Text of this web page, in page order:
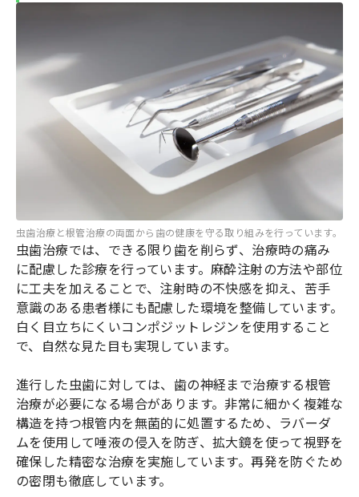
虫歯治療と根管治療の両面から歯の健康を守る取り組みを行っています。
虫歯治療では、できる限り歯を削らず、治療時の痛み
に配慮した診療を行っています。麻酔注射の方法や部位
に工夫を加えることで、注射時の不快感を抑え、苦手
意識のある患者様にも配慮した環境を整備しています。
白く目立ちにくいコンポジットレジンを使用すること
で、自然な見た目も実現しています。
進行した虫歯に対しては、歯の神経まで治療する根管
治療が必要になる場合があります。非常に細かく複雑な
構造を持つ根管内を無菌的に処置するため、ラバーダ
ムを使用して唾液の侵入を防ぎ、拡大鏡を使って視野を
確保した精密な治療を実施しています。再発を防ぐため
の密閉も徹底しています。